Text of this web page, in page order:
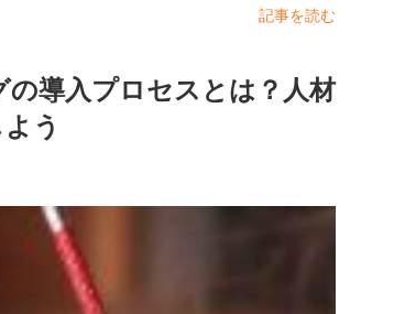
記事を読む
導入プロセスとは？人材
う